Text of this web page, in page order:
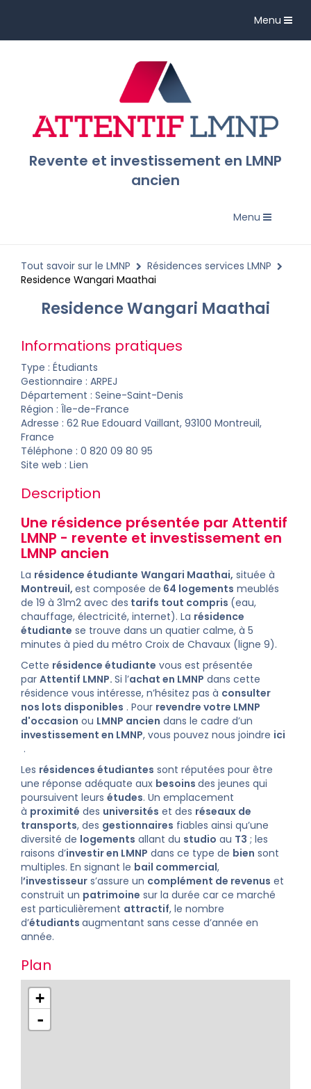
Toggle
Menu
Revente et investissement en LMNP
ancien
Toggle
Menu
Tout savoir sur le LMNP
Résidences services LMNP
Residence Wangari Maathai
Residence Wangari Maathai
Informations pratiques
Type : Étudiants
Gestionnaire : ARPEJ
Département : Seine-Saint-Denis
Région : Île-de-France
Adresse : 62 Rue Edouard Vaillant, 93100 Montreuil,
France
Téléphone : 0 820 09 80 95
Site web : Lien
Description
Une résidence présentée par Attentif
LMNP - revente et investissement en
LMNP ancien
La résidence étudiante Wangari Maathai, située à
Montreuil, est composée de 64 logements meublés
de 19 à 31m2 avec des tarifs tout compris (eau,
chauffage, électricité, internet). La résidence
étudiante se trouve dans un quatier calme, à 5
minutes à pied du métro Croix de Chavaux (ligne 9).
Cette résidence étudiante vous est présentée
par Attentif LMNP. Si l’achat en LMNP dans cette
résidence vous intéresse, n’hésitez pas à consulter
nos lots disponibles . Pour revendre votre LMNP
d'occasion ou LMNP ancien dans le cadre d’un
investissement en LMNP, vous pouvez nous joindre ici
.
Les résidences étudiantes sont réputées pour être
une réponse adéquate aux besoins des jeunes qui
poursuivent leurs études. Un emplacement
à proximité des universités et des réseaux de
transports, des gestionnaires fiables ainsi qu’une
diversité de logements allant du studio au T3 ; les
raisons d’investir en LMNP dans ce type de bien sont
multiples. En signant le bail commercial,
l’investisseur s’assure un complément de revenus et
construit un patrimoine sur la durée car ce marché
est particulièrement attractif, le nombre
d’étudiants augmentant sans cesse d’année en
année.
Plan
+
-